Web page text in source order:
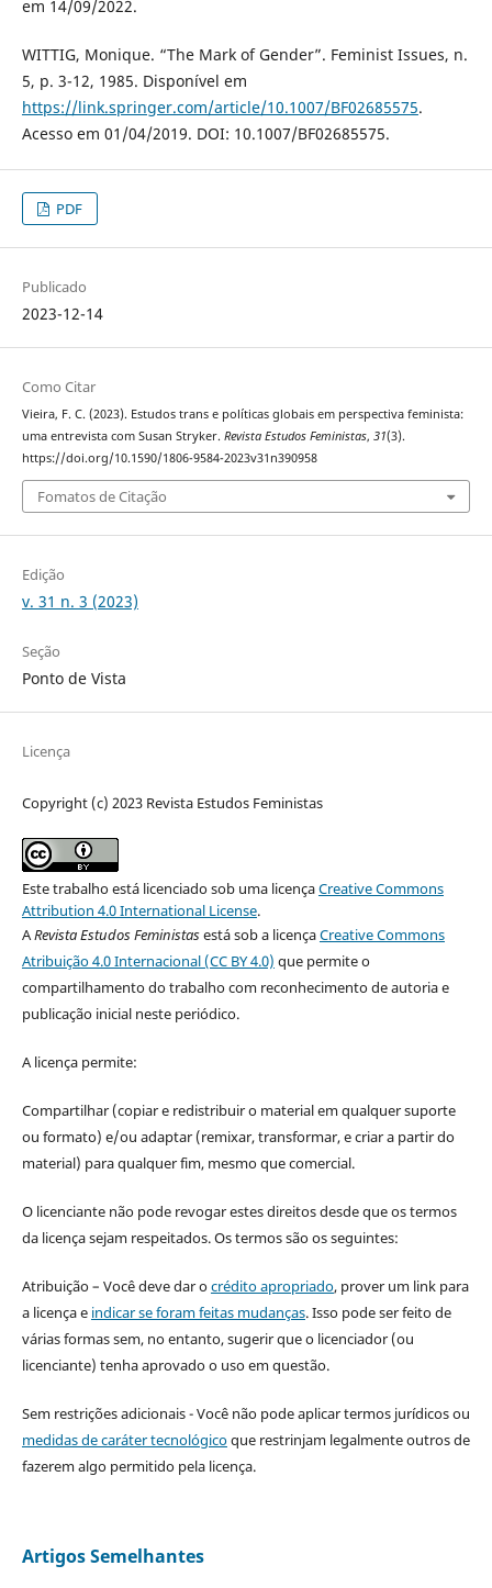
em 14/09/2022.
WITTIG, Monique. “The Mark of Gender”. Feminist Issues, n.
5, p. 3-12, 1985. Disponível em
https://link.springer.com/article/10.1007/BF02685575.
Acesso em 01/04/2019. DOI: 10.1007/BF02685575.
PDF
Publicado
2023-12-14
Como Citar
Vieira, F. C. (2023). Estudos trans e políticas globais em perspectiva feminista:
uma entrevista com Susan Stryker. Revista Estudos Feministas, 31(3).
https://doi.org/10.1590/1806-9584-2023v31n390958
Fomatos de Citação
Edição
v. 31 n. 3 (2023)
Seção
Ponto de Vista
Licença
Copyright (c) 2023 Revista Estudos Feministas
Este trabalho está licenciado sob uma licençaCreative Commons
Attribution 4.0 International License.
ARevista Estudos Feministasestá sob a licençaCreative Commons
Atribuição 4.0 Internacional (CC BY 4.0) que permite o
compartilhamento do trabalho com reconhecimento de autoria e
publicação inicial neste periódico.
A licença permite:
Compartilhar (copiar e redistribuir o material em qualquer suporte
ou formato) e/ou adaptar (remixar, transformar, e criar a partir do
material) para qualquer fim, mesmo que comercial.
O licenciante não pode revogar estes direitos desde que os termos
da licença sejam respeitados. Os termos são os seguintes:
Atribuição – Você deve dar ocrédito apropriado, prover um link para
a licença e indicar se foram feitas mudanças. Isso pode ser feito de
várias formas sem, no entanto, sugerir que o licenciador (ou
licenciante) tenha aprovado o uso em questão.
Sem restrições adicionais - Você não pode aplicar termos jurídicos ou
medidas de caráter tecnológicoque restrinjam legalmente outros de
fazerem algo permitido pela licença.
Artigos Semelhantes